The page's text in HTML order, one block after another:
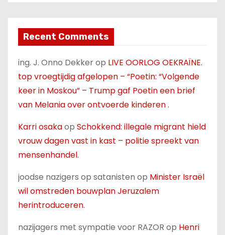
Recent Comments
ing. J. Onno Dekkerop LIVE OORLOG OEKRAÏNE.
top vroegtijdig afgelopen – “Poetin: “Volgende
keer in Moskou” – Trump gaf Poetin een brief
van Melania over ontvoerde kinderen .
Karri osakaop Schokkend: illegale migrant hield
vrouw dagen vast in kast – politie spreekt van
mensenhandel.
joodse nazigers op satanisten op Minister Israël
wil omstreden bouwplan Jeruzalem
herintroduceren.
nazijagers met sympatie voor RAZOR op Henri